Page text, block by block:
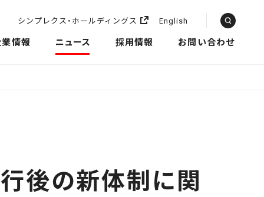
シンプレクス・ホールディングス English
情報 ニュース 採用情報 お問い合わせ
後の新体制に関